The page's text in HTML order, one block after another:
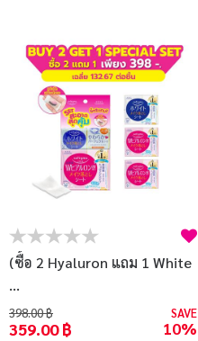
(ซื้อ 2 Hyaluron แถม 1 White
...
398.00 ฿
359.00 ฿
SAVE
10%